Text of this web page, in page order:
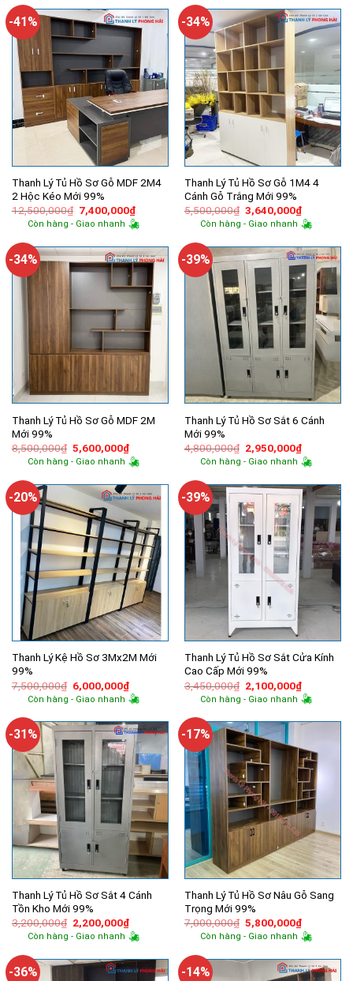
2,800,000₫.
-41%
Thanh Lý Tủ Hồ Sơ Gỗ MDF 2M4
2 Hộc Kéo Mới 99%
12,500,000₫ Giá
gốc
là:
7,400,000₫Giá
hiện
tại
7,400,000₫.
Còn hàng - Giao nhanh
-34%
Thanh Lý Tủ Hồ Sơ Gỗ 1M4 4
Cánh Gỗ Trắng Mới 99%
5,500,000₫ Giá
gốc
là:
3,640,000₫Giá
hiện
tại
Còn hàng - Giao nhanh
-34%
Thanh Lý Tủ Hồ Sơ Gỗ MDF 2M
Mới 99%
8,500,000₫ Giá
gốc
là:
5,600,000₫Giá
hiện
tại
5,600,000₫.
Còn hàng - Giao nhanh
-39%
Thanh Lý Tủ Hồ Sơ Sắt 6 Cánh
Mới 99%
4,800,000₫ Giá
gốc
là:
2,950,000₫Giá
hiện
tại
Còn hàng - Giao nhanh
-20%
Thanh Lý Kệ Hồ Sơ 3Mx2M Mới
99%
7,500,000₫ Giá
gốc
là:
6,000,000₫Giá
hiện
tại
6,000,000₫.
Còn hàng - Giao nhanh
-39%
Thanh Lý Tủ Hồ Sơ Sắt Cửa Kính
Cao Cấp Mới 99%
3,450,000₫ Giá
gốc
là:
2,100,000₫Giá
hiện
tại
Còn hàng - Giao nhanh
-31%
Thanh Lý Tủ Hồ Sơ Sắt 4 Cánh
Tồn Kho Mới 99%
3,200,000₫ Giá
gốc
là:
2,200,000₫Giá
hiện
tại
2,200,000₫.
Còn hàng - Giao nhanh
-17%
Thanh Lý Tủ Hồ Sơ Nâu Gỗ Sang
Trọng Mới 99%
7,000,000₫ Giá
gốc
là:
5,800,000₫Giá
hiện
tại
Còn hàng - Giao nhanh
-36% -14%